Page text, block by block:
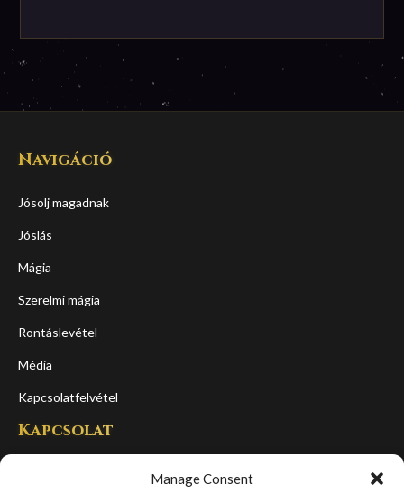
Manage Consent
Navigáció
Jósolj magadnak
Jóslás
Mágia
Szerelmi mágia
Rontáslevétel
Média
Kapcsolatfelvétel
Kapcsolat